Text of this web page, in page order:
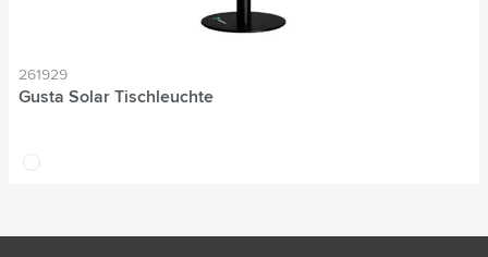
261929
Gusta Solar Tischleuchte
blanc